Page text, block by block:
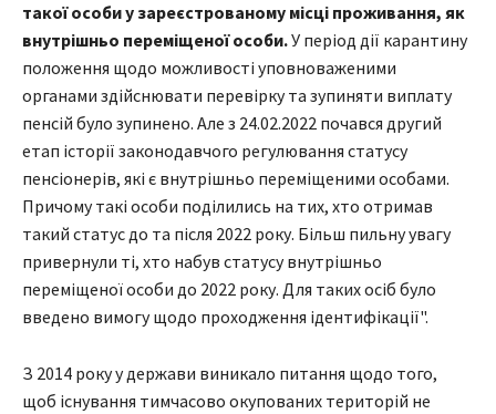
такої особи у зареєстрованому місці проживання, як
внутрішньо переміщеної особи.У період дії карантину
положення щодо можливості уповноваженими
органами здійснювати перевірку та зупиняти виплату
пенсій було зупинено. Але з 24.02.2022 почався другий
етап історії законодавчого регулювання статусу
пенсіонерів, які є внутрішньо переміщеними особами.
Причому такі особи поділились на тих, хто отримав
такий статус до та після 2022 року. Більш пильну увагу
привернули ті, хто набув статусу внутрішньо
переміщеної особи до 2022 року. Для таких осіб було
введено вимогу щодо проходження ідентифікації".
З 2014 року у держави виникало питання щодо того,
щоб існування тимчасово окупованих територій не